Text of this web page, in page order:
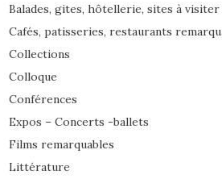
Balades, gites, hôtellerie, sites à visiter
Cafés, patisseries, restaurants
Collections
Colloque
Conférences
Expos – Concerts -ballets
Films remarquables
Littérature